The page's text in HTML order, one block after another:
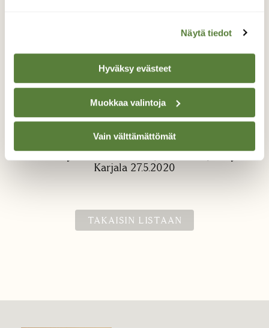
Näytä tiedot
Hyväksy evästeet
Muokkaa valintoja
Vain välttämättömät
Suokukka
Kevättä Patvinsuolla
Valokuvaaja: Marketta Kokko, Patvinsuo, Pohjois-
Karjala 27.5.2020
TAKAISIN LISTAAN